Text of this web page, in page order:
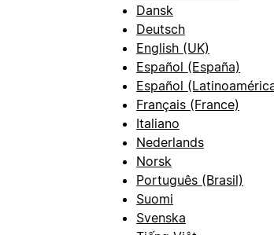
Dansk
Deutsch
English (UK)
Español (España)
Español
Français (France)
Italiano
Nederlands
Norsk
Português (Brasil)
Suomi
Svenska